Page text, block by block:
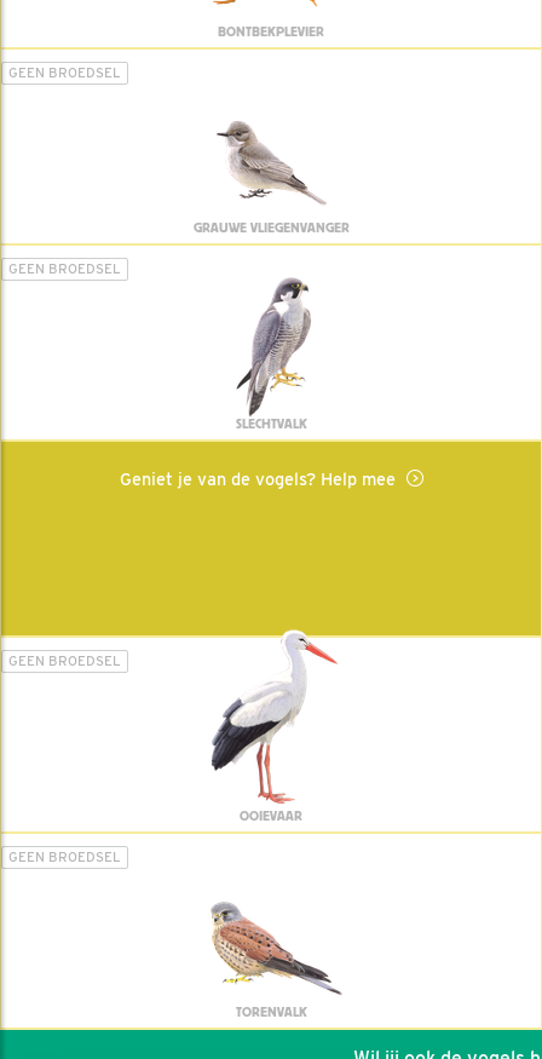
BONTBEKPLEVIER
GEEN BROEDSEL
GRAUWE VLIEGENVANGER
GEEN BROEDSEL
SLECHTVALK
Geniet je van de vogels? Help mee
GEEN BROEDSEL
OOIEVAAR
GEEN BROEDSEL
TORENVALK